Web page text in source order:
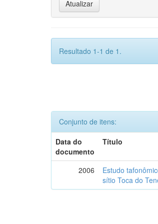
Resultado 1-1 de 1.
Conjunto de itens:
Data do
documento
Título
2006
Estudo
sítio Toca do